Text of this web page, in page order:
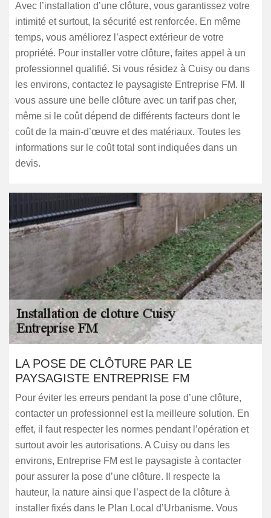
Avec l’installation d’une clôture, vous garantissez votre
intimité et surtout, la sécurité est renforcée. En même
temps, vous améliorez l’aspect extérieur de votre
propriété. Pour installer votre clôture, faites appel à un
professionnel qualifié. Si vous résidez à Cuisy ou dans
les environs, contactez le paysagiste Entreprise FM. Il
vous assure une belle clôture avec un tarif pas cher,
même si le coût dépend de différents facteurs dont le
coût de la main-d’œuvre et des matériaux. Toutes les
informations sur le coût total sont indiquées dans un
devis.
LA POSE DE CLÔTURE PAR LE
PAYSAGISTE ENTREPRISE FM
Pour éviter les erreurs pendant la pose d’une clôture,
contacter un professionnel est la meilleure solution. En
effet, il faut respecter les normes pendant l’opération et
surtout avoir les autorisations. A Cuisy ou dans les
environs, Entreprise FM est le paysagiste à contacter
pour assurer la pose d’une clôture. Il respecte la
hauteur, la nature ainsi que l’aspect de la clôture à
installer fixés dans le Plan Local d’Urbanisme. Vous